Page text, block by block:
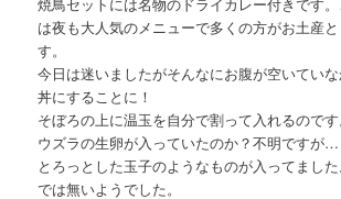
は夜も大人気のメニューで多くの方がお土産
す。
今日は迷いましたがそんなにお腹が空いてい
丼にすることに！
そぼろの上に温玉を自分で割って入れるので
ウズラの生卵が入っていたのか？不明ですが…
とろっとした玉子のようなものが入ってまし
では無いようでした。